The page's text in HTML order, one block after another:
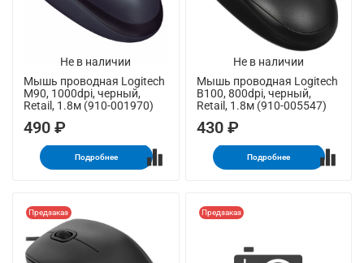
Не в наличии
Мышь проводная Logitech
M90, 1000dpi, черный,
Retail, 1.8м (910-001970)
490 ₽
Подробнее
Не в наличии
Мышь проводная Logitech
B100, 800dpi, черный,
Retail, 1.8м (910-005547)
430 ₽
Подробнее
Предзаказ Предзаказ